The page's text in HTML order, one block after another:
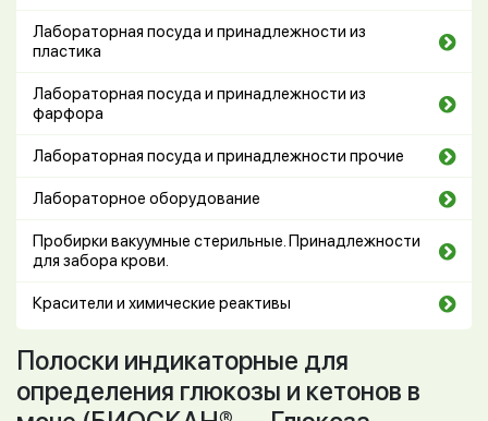
Лабораторная посуда и принадлежности из
пластика
Лабораторная посуда и принадлежности из
фарфора
Лабораторная посуда и принадлежности прочие
Лабораторное оборудование
Пробирки вакуумные стерильные. Принадлежности
для забора крови.
Красители и химические реактивы
Полоски индикаторные для
определения глюкозы и кетонов в